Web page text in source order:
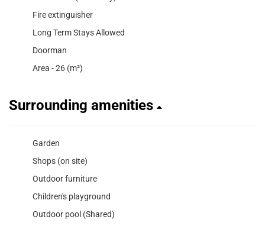
Fire extinguisher
Long Term Stays Allowed
Doorman
Area - 26 (m²)
Surrounding amenities
Garden
Shops (on site)
Outdoor furniture
Children's playground
Outdoor pool (Shared)